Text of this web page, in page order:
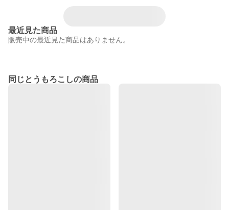
最近見た商品
販売中の最近見た商品はありません。
同じとうもろこしの商品